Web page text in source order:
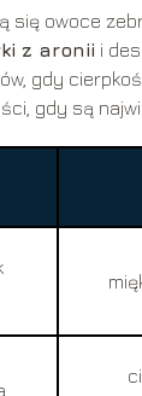
owoce
z aronii i
gdy
gdy są